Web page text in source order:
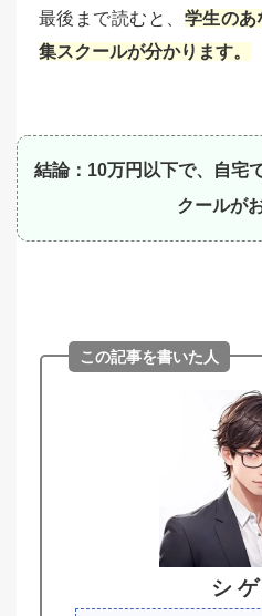
最後まで読むと、 学生のあ
集スクールが分かります。
結論：10万円以下で、自宅
クールが
この記事を書いた人
シ